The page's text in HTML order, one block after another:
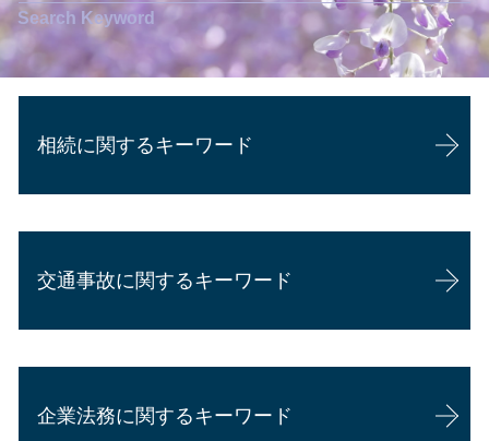
相続に関するキーワード
公正証書遺言 証人
相続 遺言 効力
相続 年金
相続 土地
相続 家
交通事故に関するキーワード
交通事故 慰謝料
交通事故 弁護士 タイミング
企業法務に関するキーワード